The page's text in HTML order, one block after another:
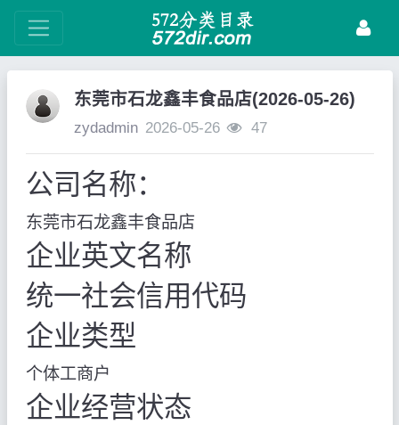
东莞市石龙鑫丰食品店(2026-05-26)
zydadmin 2026-05-26 47
公司名称：
东莞市石龙鑫丰食品店
企业英文名称
统一社会信用代码
企业类型
个体工商户
企业经营状态